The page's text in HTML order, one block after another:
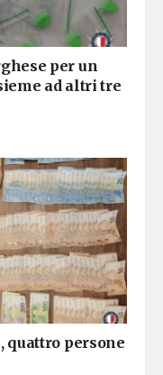
per un
ad altri tre
quattro persone